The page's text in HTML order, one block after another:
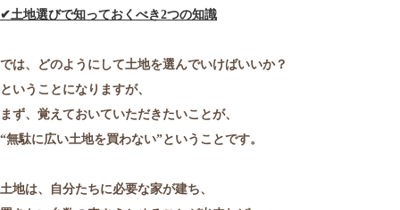
✔土地選びで知っておくべき2つの知識
では、どのようにして土地を選んでいけばいいか？
ということになりますが、
まず、覚えておいていただきたいことが、
“無駄に広い土地を買わない”ということです。
土地は、自分たちに必要な家が建ち、